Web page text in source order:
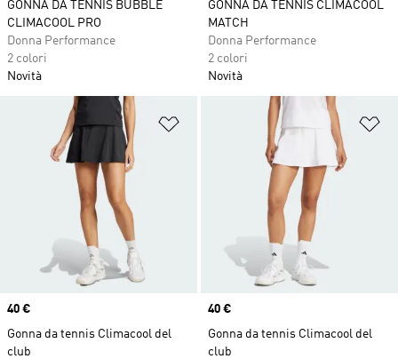
GONNA DA TENNIS BUBBLE
CLIMACOOL PRO
Donna Performance
2 colori
Novità
GONNA DA TENNIS CLIMACOOL
MATCH
Donna Performance
2 colori
Novità
Aggiungi alla lista dei desideri
Price
40 €
Gonna da tennis Climacool del
club
Price
40 €
Gonna da tennis Climacool del
club